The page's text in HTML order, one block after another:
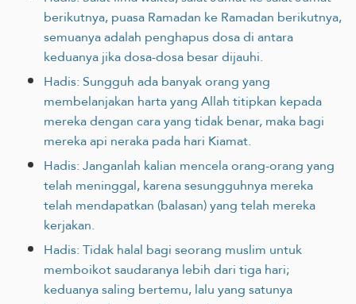
berikutnya, puasa Ramadan ke Ramadan berikutnya,
semuanya adalah penghapus dosa di antara
keduanya jika dosa-dosa besar dijauhi.
Hadis: Sungguh ada banyak orang yang
membelanjakan harta yang Allah ‎titipkan kepada
mereka dengan cara yang tidak benar, maka bagi
mereka api neraka pada hari Kiamat.‎
Hadis: Janganlah kalian mencela orang-orang yang
telah meninggal, karena sesungguhnya mereka
telah mendapatkan (balasan) yang telah mereka
kerjakan.
Hadis: Tidak halal bagi seorang muslim untuk
memboikot saudaranya lebih dari tiga hari;
keduanya saling bertemu, lalu yang satunya